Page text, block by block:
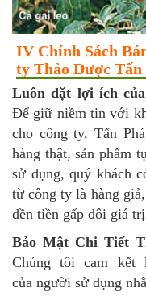
IV Chính Sách
ty Thảo Dược
Luôn đặt lợi ích
Để giữ niềm tin với
cho công ty, Tấn
hàng thật, sản phẩm
sử dụng, quý khách
từ công ty là hàng
đền tiền gấp đôi giá
Bảo Mật Chi Tiết
Chúng tôi cam kết
của người sử dụng